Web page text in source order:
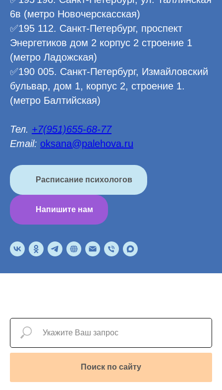
6в (метро Новочерскасская)
✅195 112. Санкт-Петербург, проспект
Энергетиков дом 2 корпус 2 строение 1
(метро Ладожская)
✅190 005. Санкт-Петербург, Измайловский
бульвар, дом 1, корпус 2, строение 1.
(метро Балтийская)
Тел. +7(951)655-68-77
Email: oksana@palehova.ru
Расписание психологов
Напишите нам
Поиск по сайту